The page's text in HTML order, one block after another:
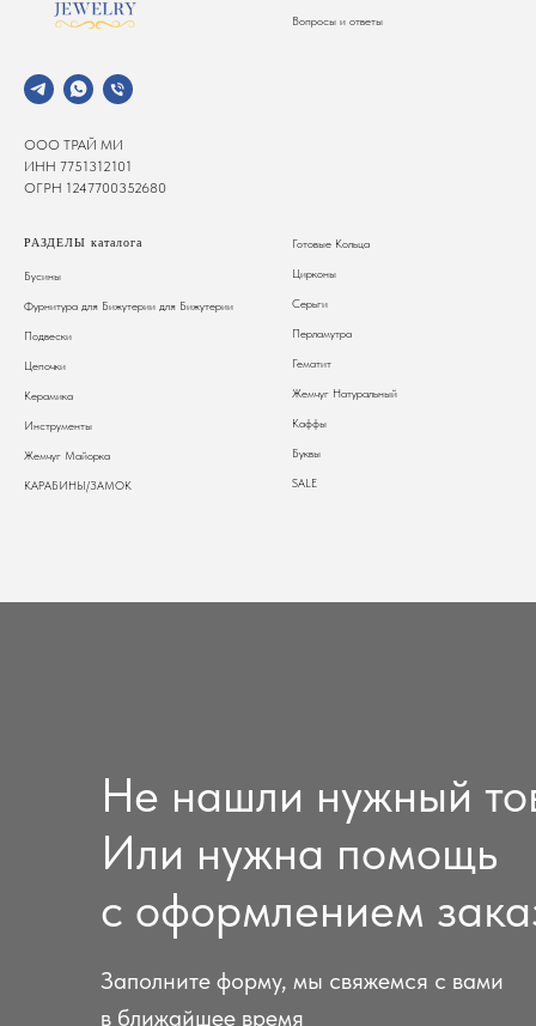
ООО ТРАЙ МИ
ИНН 7751312101
ОГРН 1247700352680
Вопросы и ответы
РАЗДЕЛЫ каталога
Бусины
Фурнитура для Бижутерии для Бижутерии
Подвески
Цепочки
Керамика
Инструменты
Жемчуг Майорка
КАРАБИНЫ/ЗАМОК
Готовые Кольца
Цирконы
Серьги
Перламутра
Гематит
Жемчуг Натуральный
Каффы
Буквы
SALE
Не нашли нужный
Или нужна помощь
с оформлением
Заполните форму, мы свяжемся с вами
в ближайшее время